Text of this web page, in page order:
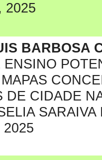
2025
BARBOSA
DE CIDADE
SARAIVA
2025